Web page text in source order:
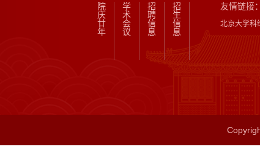
院
庆
廿
年
学
术
会
议
招
聘
信
息
招
生
信
息
友情链接：
北京大学科